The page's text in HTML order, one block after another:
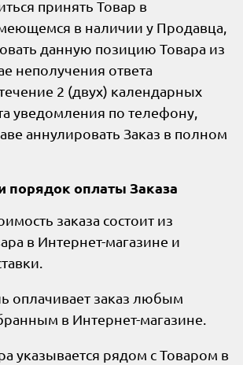
принять Товар в
в наличии у Продавца,
данную позицию Товара из
неполучения ответа
2 (двух) календарных
уведомления по телефону,
аннулировать Заказ в полном
порядок оплаты Заказа
заказа состоит из
в Интернет-магазине и
оплачивает заказ любым
в Интернет-магазине.
указывается рядом с Товаром в